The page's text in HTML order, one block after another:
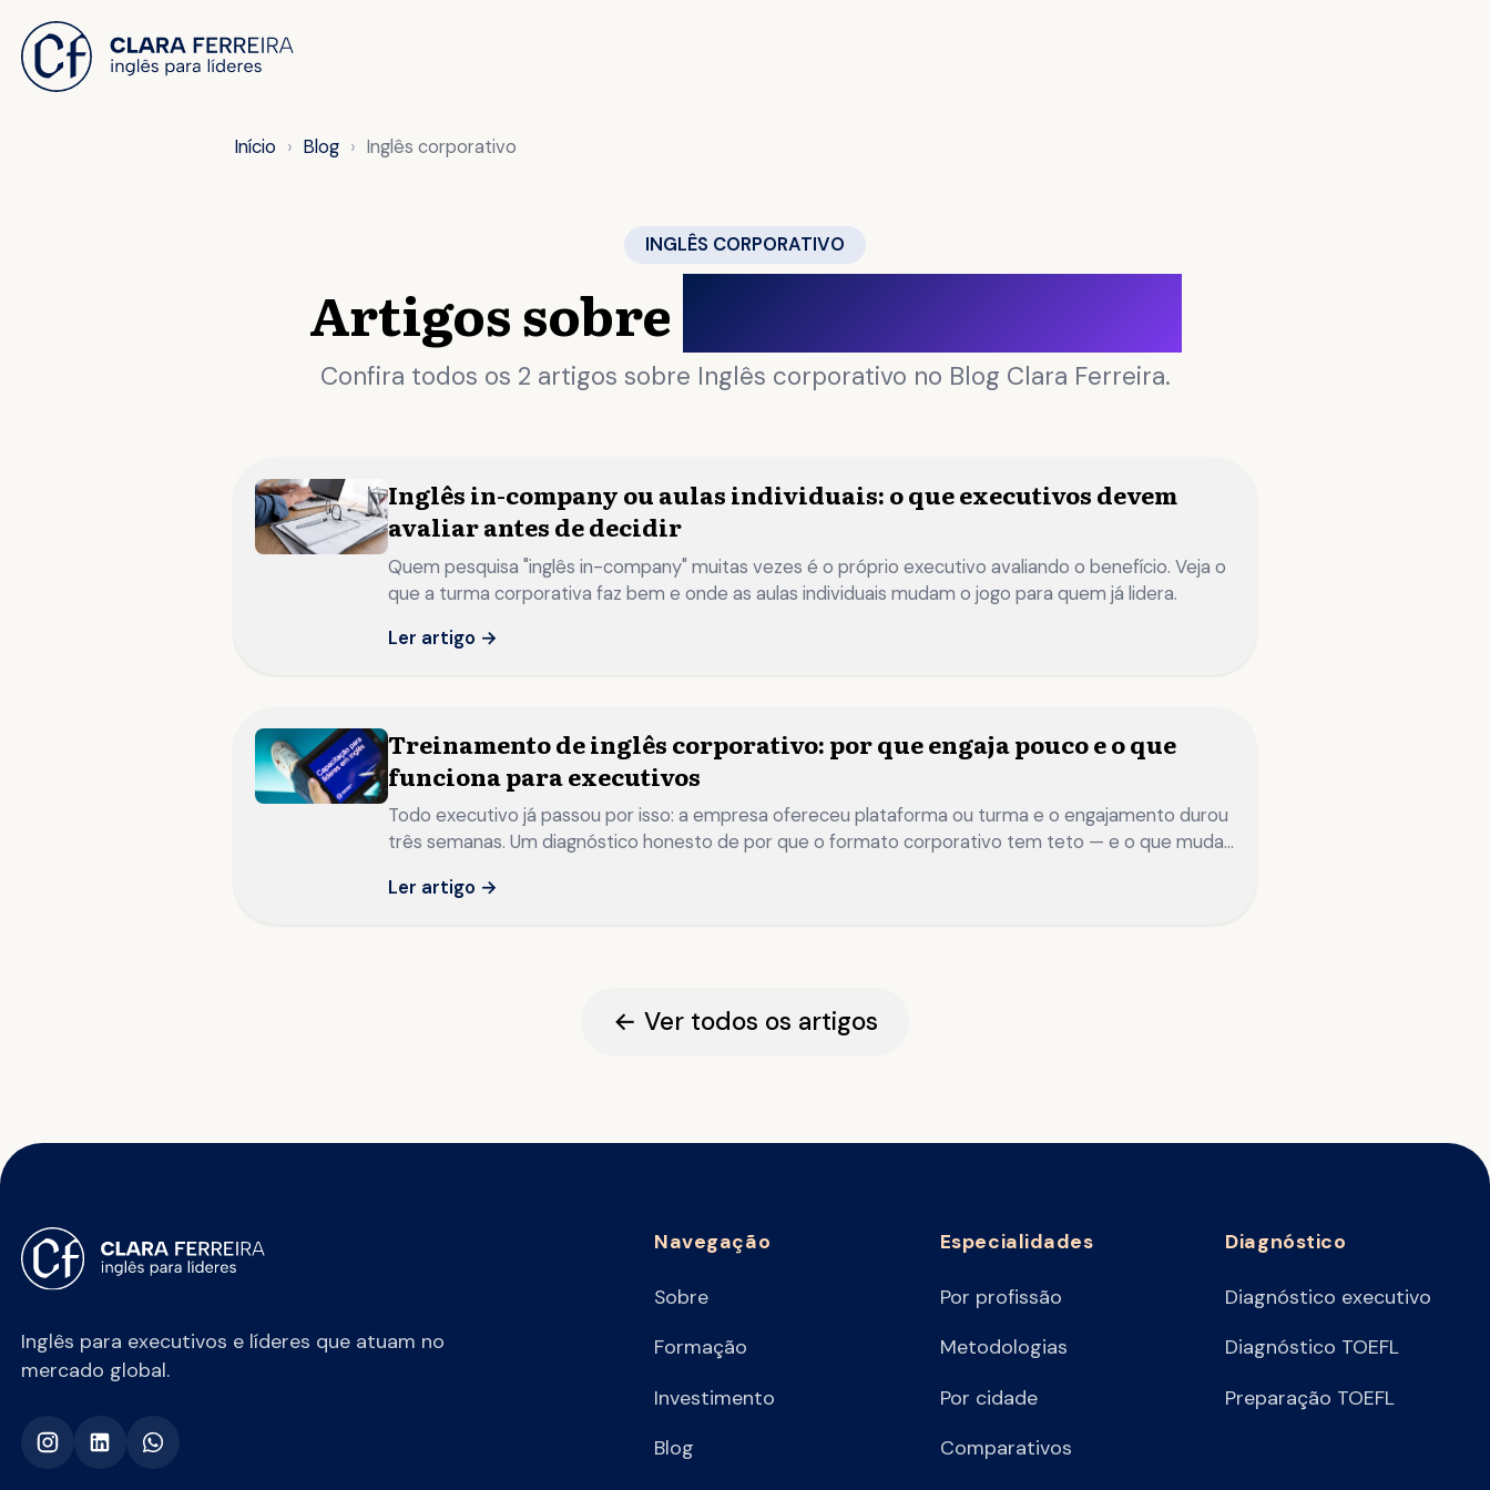
Início Blog Inglês corporativo
INGLÊS CORPORATIVO
Artigos sobre
Confira todos os 2 artigos sobre Inglês corporativo no Blog Clara Ferreira.
Inglês in-company ou aulas individuais: o que executivos devem
avaliar antes de decidir
Quem pesquisa "inglês in-company" muitas vezes é o próprio executivo avaliando o benefício. Veja o
que a turma corporativa faz bem e onde as aulas individuais mudam o jogo para quem já lidera.
Ler artigo →
Treinamento de inglês corporativo: por que engaja pouco e o que
funciona para executivos
Todo executivo já passou por isso: a empresa ofereceu plataforma ou turma e o engajamento durou
três semanas. Um diagnóstico honesto de por que o formato corporativo tem teto — e o que muda
Ler artigo →
← Ver todos os artigos
Inglês para executivos e líderes que atuam no
mercado global.
Navegação
Sobre
Formação
Investimento
Blog
Especialidades
Por profissão
Metodologias
Por cidade
Comparativos
Diagnóstico
Diagnóstico executivo
Diagnóstico TOEFL
Preparação TOEFL